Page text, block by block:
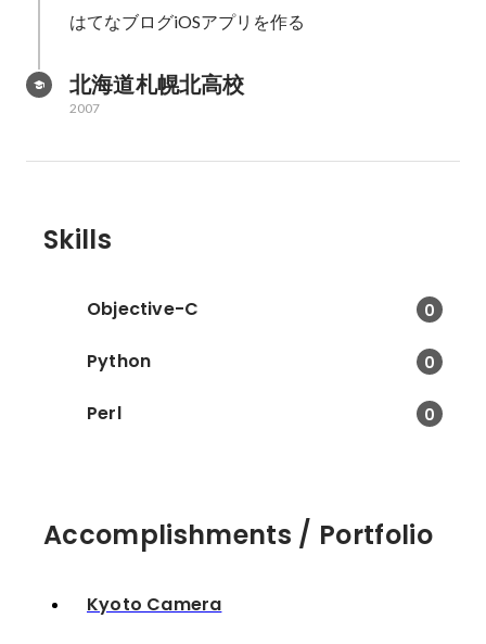
はてなブログiOSアプリを作る
北海道札幌北高校
2007
Skills
Objective-C 0
Python 0
Perl 0
Accomplishments / Portfolio
Kyoto Camera